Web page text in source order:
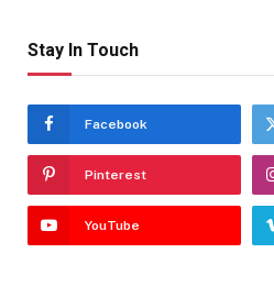
Stay In Touch
Facebook
Pinterest
YouTube